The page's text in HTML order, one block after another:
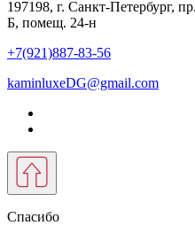
197198, г. Санкт-Петербург,
Б, помещ. 24-н
+7(921)887-83-56
kaminluxeDG@gmail.com
Спасибо